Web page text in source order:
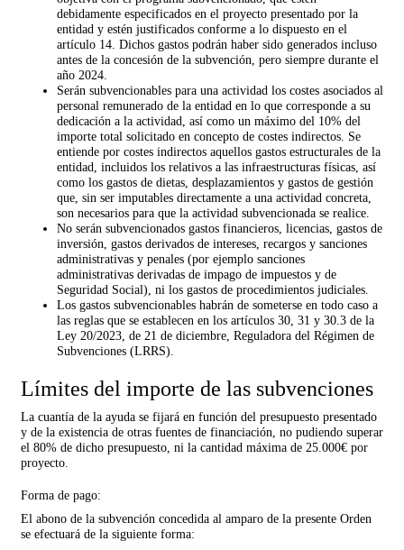
debidamente especificados en el proyecto presentado por la
entidad y estén justificados conforme a lo dispuesto en el
artículo 14. Dichos gastos podrán haber sido generados incluso
antes de la concesión de la subvención, pero siempre durante el
año 2024.
Serán subvencionables para una actividad los costes asociados al
personal remunerado de la entidad en lo que corresponde a su
dedicación a la actividad, así como un máximo del 10% del
importe total solicitado en concepto de costes indirectos. Se
entiende por costes indirectos aquellos gastos estructurales de la
entidad, incluidos los relativos a las infraestructuras físicas, así
como los gastos de dietas, desplazamientos y gastos de gestión
que, sin ser imputables directamente a una actividad concreta,
son necesarios para que la actividad subvencionada se realice.
No serán subvencionados gastos financieros, licencias, gastos de
inversión, gastos derivados de intereses, recargos y sanciones
administrativas y penales (por ejemplo sanciones
administrativas derivadas de impago de impuestos y de
Seguridad Social), ni los gastos de procedimientos judiciales.
Los gastos subvencionables habrán de someterse en todo caso a
las reglas que se establecen en los artículos 30, 31 y 30.3 de la
Ley 20/2023, de 21 de diciembre, Reguladora del Régimen de
Subvenciones (LRRS).
Límites del importe de las subvenciones
La cuantía de la ayuda se fijará en función del presupuesto presentado
y de la existencia de otras fuentes de financiación, no pudiendo superar
el 80% de dicho presupuesto, ni la cantidad máxima de 25.000€ por
proyecto.
Forma de pago:
El abono de la subvención concedida al amparo de la presente Orden
se efectuará de la siguiente forma: